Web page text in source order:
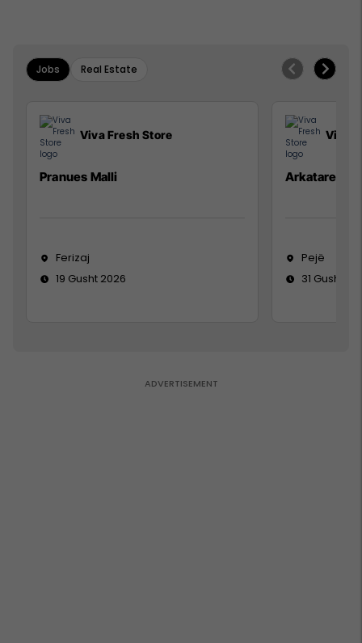
Jobs Real Estate
Viva Fresh Store
Pranues Malli
Ferizaj
19 Gusht 2026
Viva
Arkatare
Pejë
31 Gusht